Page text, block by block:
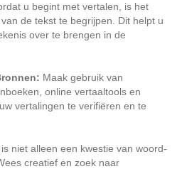
u begint met vertalen, is het
de tekst te begrijpen. Dit helpt u
over te brengen in de
Maak gebruik van
online vertaaltools en
vertalingen te verifiëren en te
niet alleen een kwestie van woord-
creatief en zoek naar